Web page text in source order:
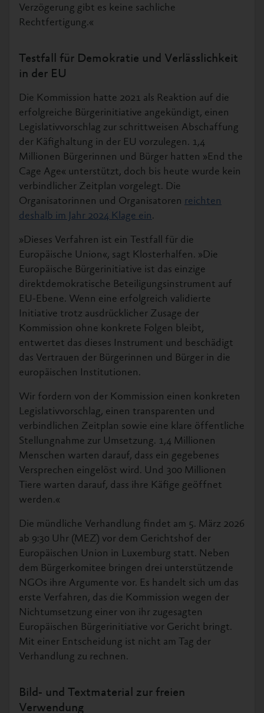
Verzögerung gibt es keine sachliche
Rechtfertigung.«
Testfall für Demokratie und Verlässlichkeit
in der EU
Die Kommission hatte 2021 als Reaktion auf die
erfolgreiche Bürgerinitiative angekündigt, einen
Legislativvorschlag zur schrittweisen Abschaffung
der Käfighaltung in der EU vorzulegen. 1,4
Millionen Bürgerinnen und Bürger hatten »End the
Cage Age« unterstützt, doch bis heute wurde kein
verbindlicher Zeitplan vorgelegt. Die
Organisatorinnen und Organisatoren reichten
deshalb im Jahr 2024 Klage ein.
»Dieses Verfahren ist ein Testfall für die
Europäische Union«, sagt Klosterhalfen. »Die
Europäische Bürgerinitiative ist das einzige
direktdemokratische Beteiligungsinstrument auf
EU-Ebene. Wenn eine erfolgreich validierte
Initiative trotz ausdrücklicher Zusage der
Kommission ohne konkrete Folgen bleibt,
entwertet das dieses Instrument und beschädigt
das Vertrauen der Bürgerinnen und Bürger in die
europäischen Institutionen.
Wir fordern von der Kommission einen konkreten
Legislativvorschlag, einen transparenten und
verbindlichen Zeitplan sowie eine klare öffentliche
Stellungnahme zur Umsetzung. 1,4 Millionen
Menschen warten darauf, dass ein gegebenes
Versprechen eingelöst wird. Und 300 Millionen
Tiere warten darauf, dass ihre Käfige geöffnet
werden.«
Die mündliche Verhandlung findet am 5. März 2026
ab 9:30 Uhr (MEZ) vor dem Gerichtshof der
Europäischen Union in Luxemburg statt. Neben
dem Bürgerkomitee bringen drei unterstützende
NGOs ihre Argumente vor. Es handelt sich um das
erste Verfahren, das die Kommission wegen der
Nichtumsetzung einer von ihr zugesagten
Europäischen Bürgerinitiative vor Gericht bringt.
Mit einer Entscheidung ist nicht am Tag der
Verhandlung zu rechnen.
Bild- und Textmaterial zur freien
Verwendung